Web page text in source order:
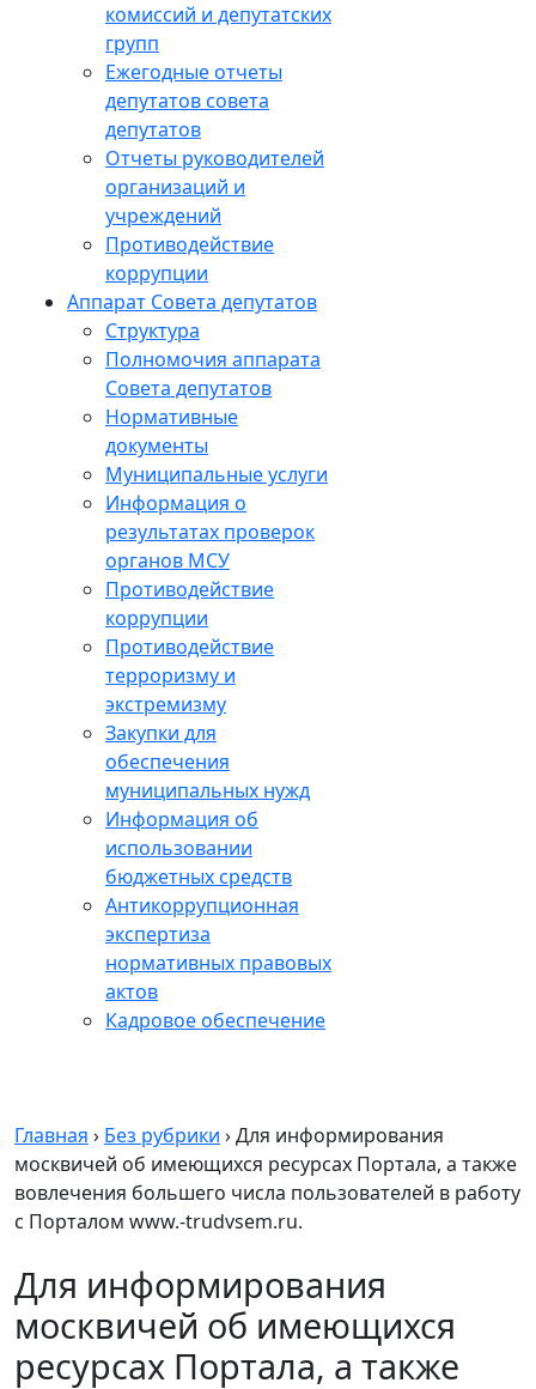
комиссий и депутатских
групп
Ежегодные отчеты
депутатов совета
депутатов
Отчеты руководителей
организаций и
учреждений
Противодействие
коррупции
Аппарат Совета депутатов
Структура
Полномочия аппарата
Совета депутатов
Нормативные
документы
Муниципальные услуги
Информация о
результатах проверок
органов МСУ
Противодействие
коррупции
Противодействие
терроризму и
экстремизму
Закупки для
обеспечения
муниципальных нужд
Информация об
использовании
бюджетных средств
Антикоррупционная
экспертиза
нормативных правовых
актов
Кадровое обеспечение
Главная › Без рубрики ›Для информирования
москвичей об имеющихся ресурсах Портала, а также
вовлечения большего числа пользователей в работу
с Порталом www.-trudvsem.ru.
Для информирования
москвичей об имеющихся
ресурсах Портала, а также